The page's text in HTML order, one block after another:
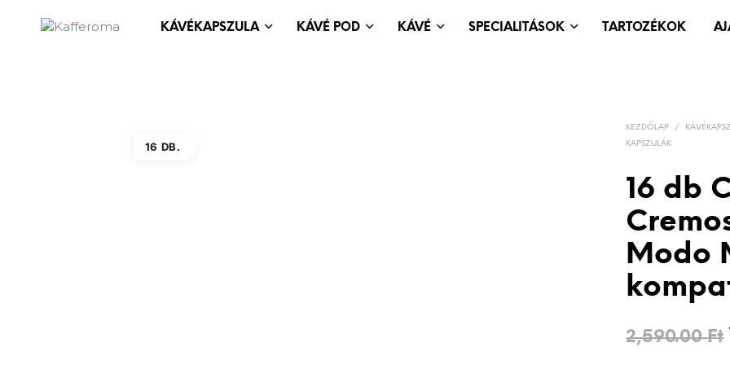
KÁVÉKAPSZULA KÁVÉ POD KÁVÉ SPECIALITÁSOK TARTOZÉKOK
16 DB.
KEZDŐLAP /
KAPSZULÁK
16 db
Modo
2,590.00Ft